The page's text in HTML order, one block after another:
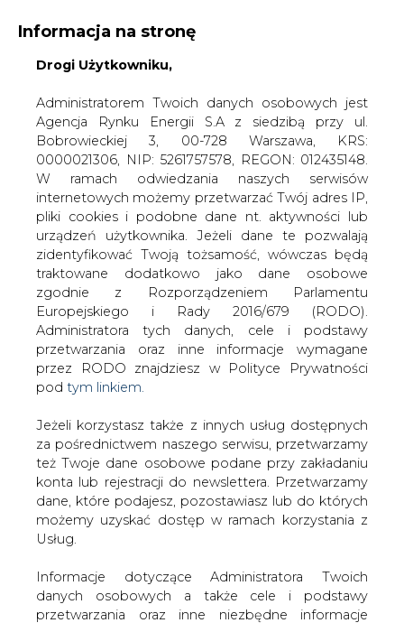
KONTAKT:
WYDAWCA PORTALU:
WYSOKI KONTRAST WIELKOŚĆ TEKSTU A A
ZALOGUJ SIĘ
WŁĄCZ CIRE.TV
Informacja na stronę
Drogi Użytkowniku,
Administratorem Twoich danych osobowych jest
Agencja Rynku Energii S.A z siedzibą przy ul.
Bobrowieckiej 3, 00-728 Warszawa, KRS:
0000021306, NIP: 5261757578, REGON: 012435148.
W ramach odwiedzania naszych serwisów
internetowych możemy przetwarzać Twój adres IP,
pliki cookies i podobne dane nt. aktywności lub
urządzeń użytkownika. Jeżeli dane te pozwalają
zidentyfikować Twoją tożsamość, wówczas będą
traktowane dodatkowo jako dane osobowe
zgodnie z Rozporządzeniem Parlamentu
Europejskiego i Rady 2016/679 (RODO).
Administratora tych danych, cele i podstawy
przetwarzania oraz inne informacje wymagane
przez RODO znajdziesz w Polityce Prywatności
pod tym linkiem.
Jeżeli korzystasz także z innych usług dostępnych
za pośrednictwem naszego serwisu, przetwarzamy
też Twoje dane osobowe podane przy zakładaniu
konta lub rejestracji do newslettera. Przetwarzamy
dane, które podajesz, pozostawiasz lub do których
możemy uzyskać dostęp w ramach korzystania z
Usług.
Informacje dotyczące Administratora Twoich
danych osobowych a także cele i podstawy
przetwarzania oraz inne niezbędne informacje
Strona główna ZIELONA GOSPODARKA /
Nowe
przepisy w sprawie OZE
2006-08-10 00:00
skomentuj
udostępnij: